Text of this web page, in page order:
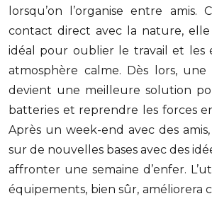
lorsqu’on l’organise entre
contact direct avec la nature,
idéal pour oublier le travail et les
atmosphère calme. Dès lors,
devient une meilleure solution
batteries et reprendre les forces
Après un week-end avec des
sur de nouvelles bases avec des
affronter une semaine d’enfer.
équipements, bien sûr, améliorera